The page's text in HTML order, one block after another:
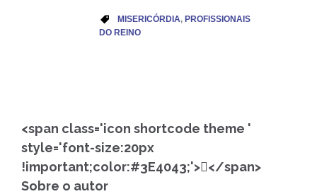
 CATEGORY
MISERICÓRDIA, PROFISSIONAIS
DO REINO
<span class='icon shortcode theme '
style='font-size:20px
!important;color:#3E4043;'></span>
Sobre o autor